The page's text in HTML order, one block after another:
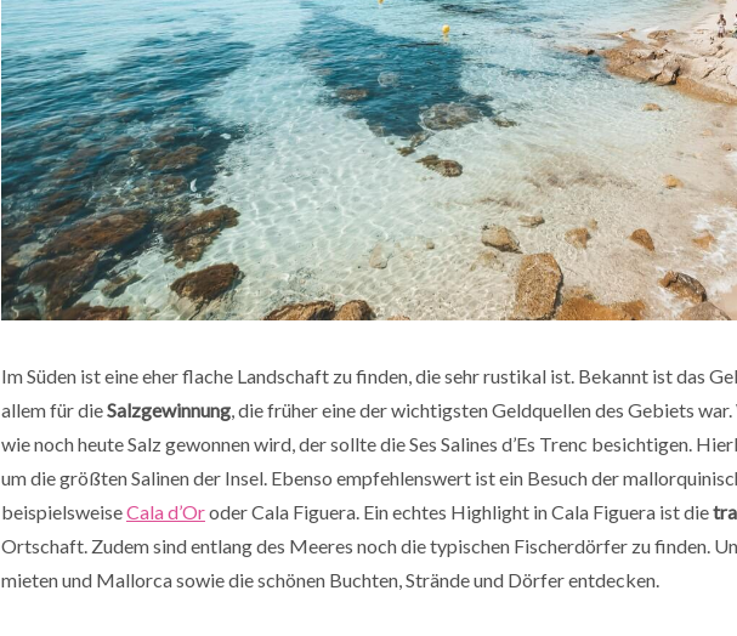
Im Süden ist eine eher flache Landschaft zu finden, die sehr rustikal ist. Bekannt ist das
allem für dieSalzgewinnung, die früher eine der wichtigsten Geldquellen des Gebiets
wie noch heute Salz gewonnen wird, der sollte die Ses Salines d’Es Trenc besichtigen.
um die größten Salinen der Insel. Ebenso empfehlenswert ist ein Besuch der
beispielsweiseCala d’Oroder Cala Figuera. Ein echtes Highlight in Cala Figuera ist die
Ortschaft. Zudem sind entlang des Meeres noch die typischen Fischerdörfer zu finden.
mieten und Mallorca sowie die schönen Buchten, Strände und Dörfer entdecken.